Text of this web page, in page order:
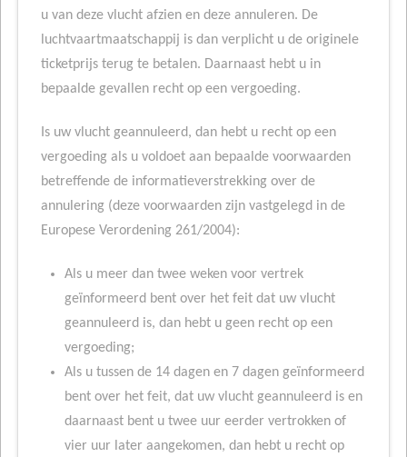
u van deze vlucht afzien en deze annuleren. De
luchtvaartmaatschappij is dan verplicht u de originele
ticketprijs terug te betalen. Daarnaast hebt u in
bepaalde gevallen recht op een vergoeding.
Is uw vlucht geannuleerd, dan hebt u recht op een
vergoeding als u voldoet aan bepaalde voorwaarden
betreffende de informatieverstrekking over de
annulering (deze voorwaarden zijn vastgelegd in de
Europese Verordening 261/2004):
Als u meer dan twee weken voor vertrek
geïnformeerd bent over het feit dat uw vlucht
geannuleerd is, dan hebt u geen recht op een
vergoeding;
Als u tussen de 14 dagen en 7 dagen geïnformeerd
bent over het feit, dat uw vlucht geannuleerd is en
daarnaast bent u twee uur eerder vertrokken of
vier uur later aangekomen, dan hebt u recht op